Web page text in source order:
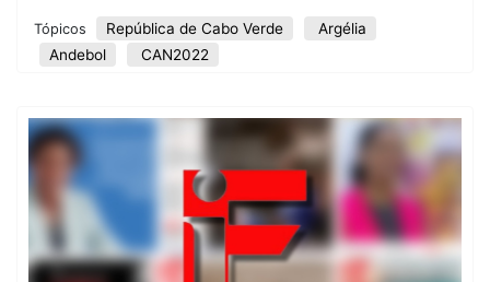
Tópicos República de Cabo Verde
Argélia
Andebol
CAN2022